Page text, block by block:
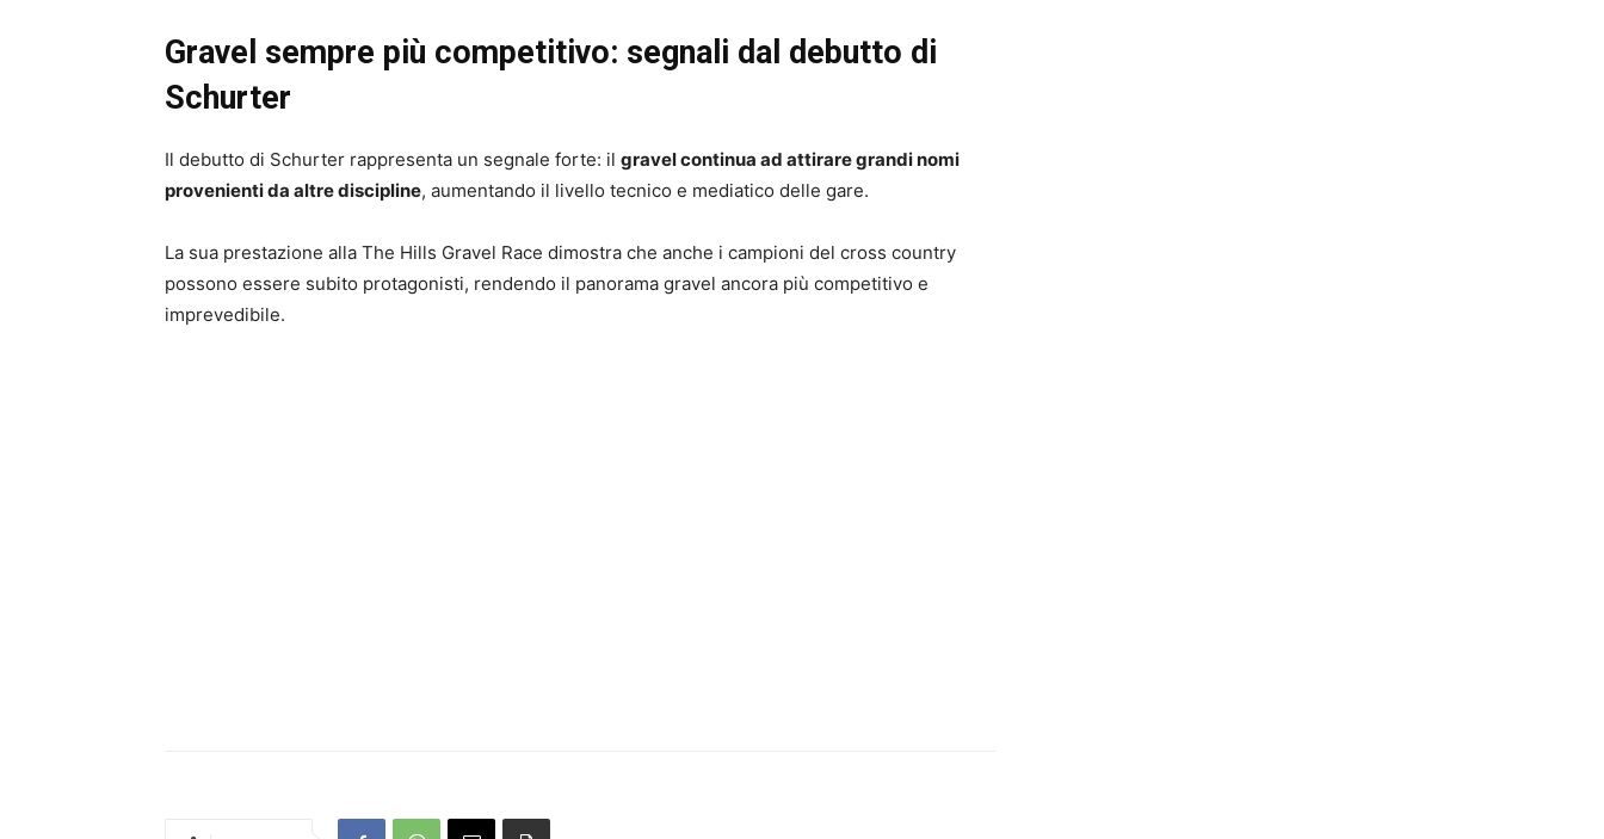
Gravel sempre più competitivo: segnali dal debutto di
Schurter
Il debutto di Schurter rappresenta un segnale forte: il gravel continua ad attirare grandi nomi
provenienti da altre discipline, aumentando il livello tecnico e mediatico delle gare.
La sua prestazione alla The Hills Gravel Race dimostra che anche i campioni del cross country
possono essere subito protagonisti, rendendo il panorama gravel ancora più competitivo e
imprevedibile.